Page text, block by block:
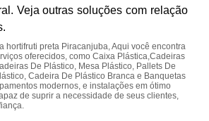
Veja outras soluções com relação
hortifruti preta Piracanjuba, Aqui você encontra
oferecidos, como Caixa Plástica,Cadeiras
De Plástico, Mesa Plástico, Pallets De
Cadeira De Plástico Branca e Banquetas
modernos, e instalações em ótimo
de suprir a necessidade de seus clientes,